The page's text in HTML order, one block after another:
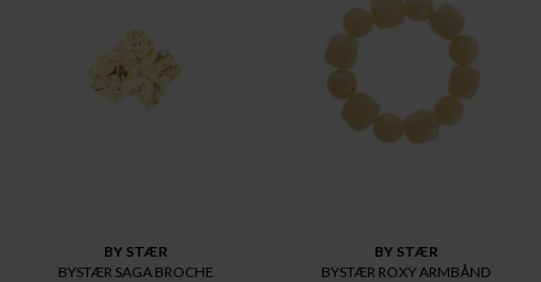
BY STÆR
BYSTÆR SAGA BROCHE
BY STÆR
BYSTÆR ROXY ARMBÅND